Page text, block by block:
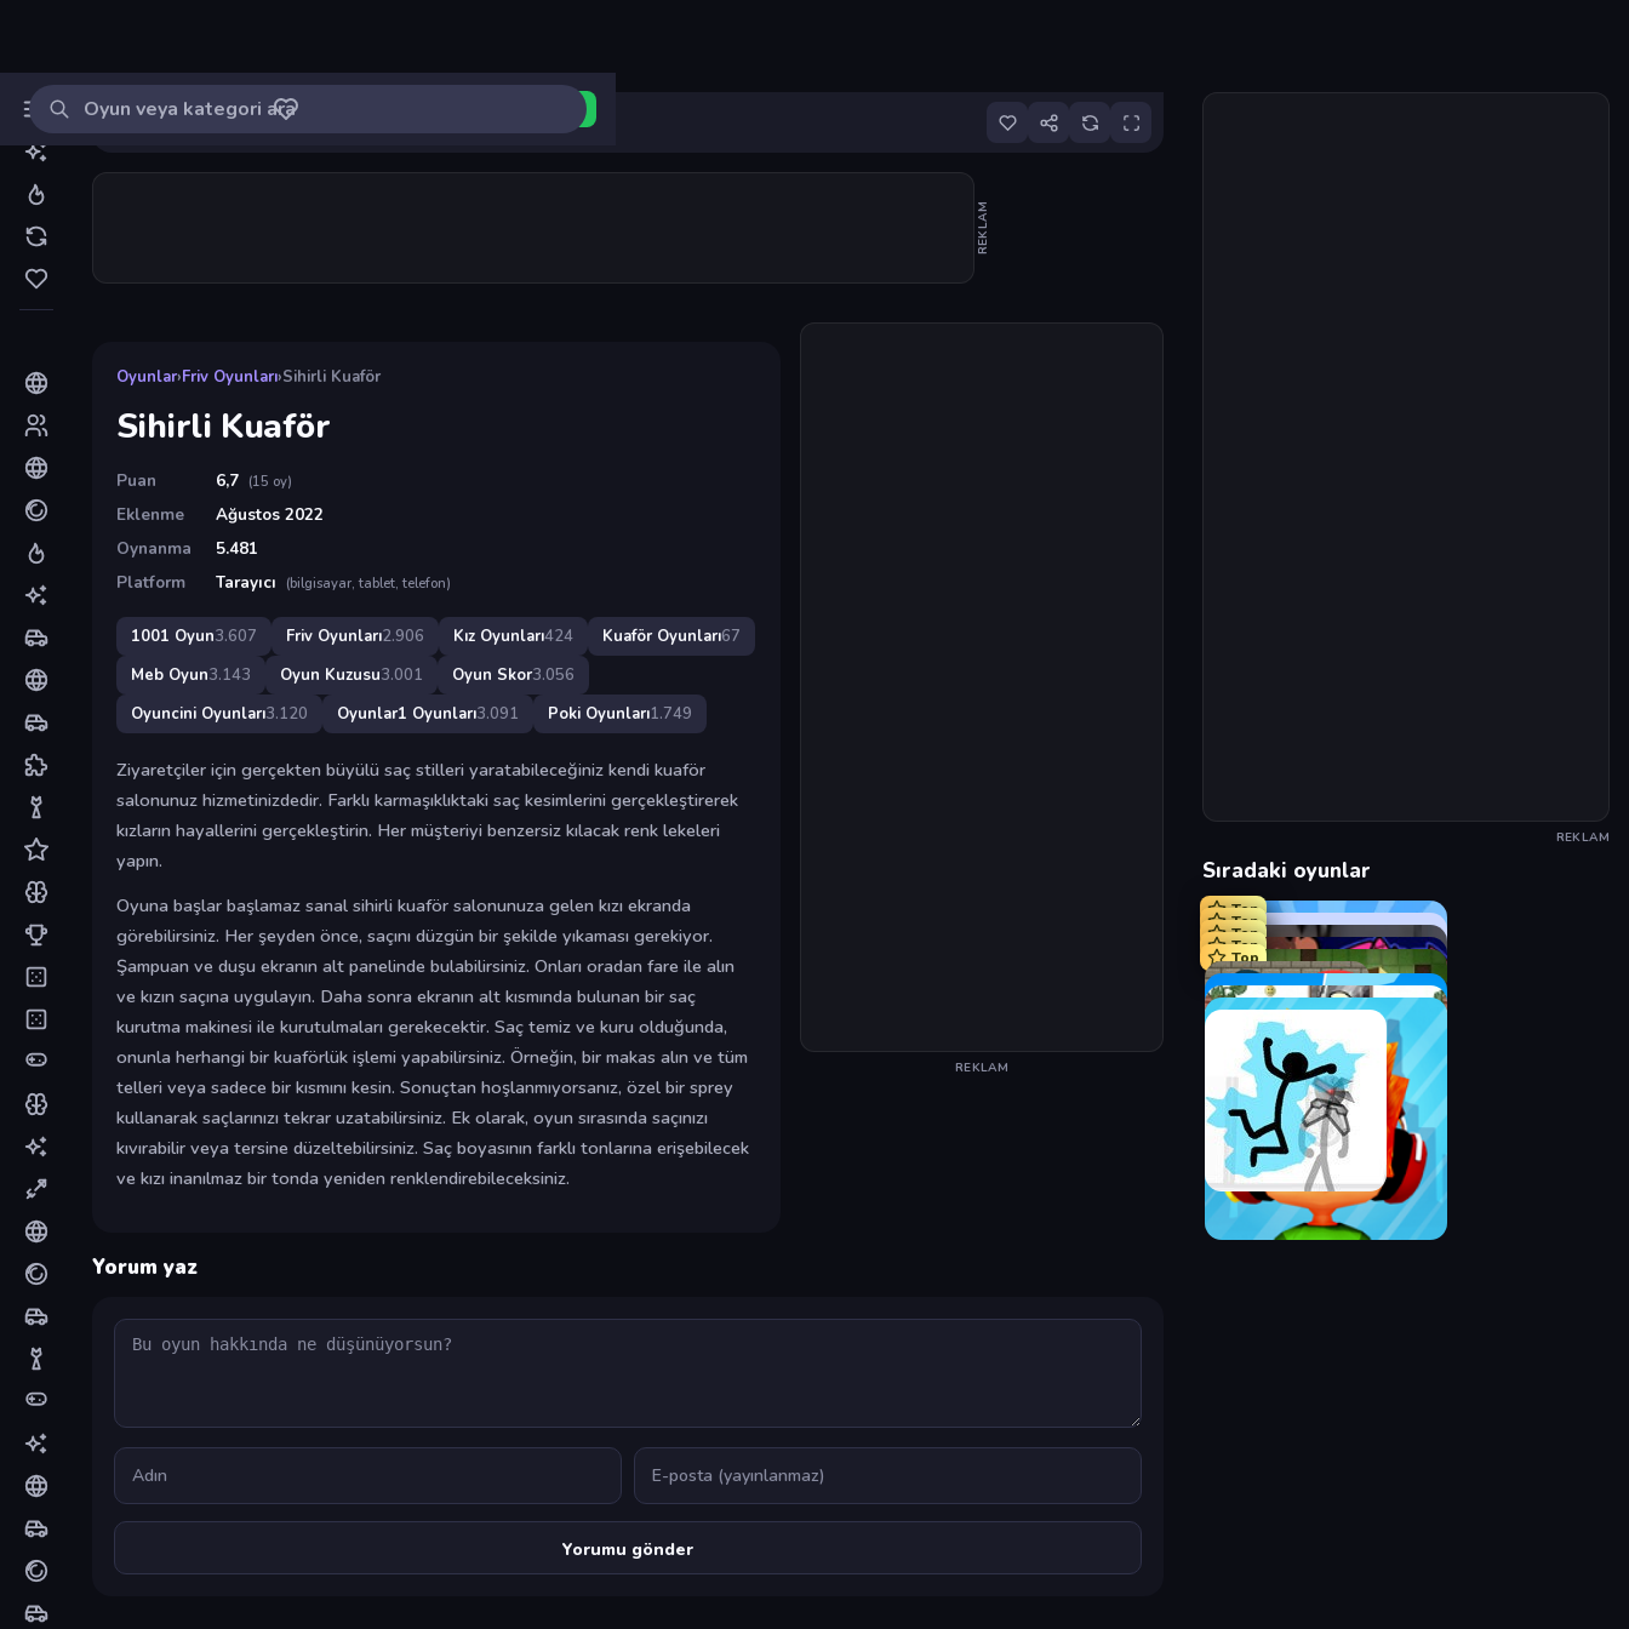
MinikOyuncu
Oyun ara
Oyunu başlat
Sihirli Kuaför
REKLAM
REKLAM
Sıradaki oyunlar
Top
Top
Top
Top
Top
Oyunlar›Friv Oyunları›Sihirli Kuaför
Sihirli Kuaför
Puan 6,7 (15 oy)
Eklenme
Ağustos 2022
Oynanma
5.481
Platform
Tarayıcı (bilgisayar, tablet, telefon)
1001 Oyun3.607 Friv Oyunları2.906 Kız Oyunları424 Kuaför Oyunları67
Meb Oyun3.143 Oyun Kuzusu3.001 Oyun Skor3.056
Oyuncini Oyunları3.120 Oyunlar1 Oyunları3.091 Poki Oyunları1.749
Ziyaretçiler için gerçekten büyülü saç stilleri yaratabileceğiniz kendi kuaför
salonunuz hizmetinizdedir. Farklı karmaşıklıktaki saç kesimlerini gerçekleştirerek
kızların hayallerini gerçekleştirin. Her müşteriyi benzersiz kılacak renk lekeleri
yapın.
Oyuna başlar başlamaz sanal sihirli kuaför salonunuza gelen kızı ekranda
görebilirsiniz. Her şeyden önce, saçını düzgün bir şekilde yıkaması gerekiyor.
Şampuan ve duşu ekranın alt panelinde bulabilirsiniz. Onları oradan fare ile alın
ve kızın saçına uygulayın. Daha sonra ekranın alt kısmında bulunan bir saç
kurutma makinesi ile kurutulmaları gerekecektir. Saç temiz ve kuru olduğunda,
onunla herhangi bir kuaförlük işlemi yapabilirsiniz. Örneğin, bir makas alın ve tüm
telleri veya sadece bir kısmını kesin. Sonuçtan hoşlanmıyorsanız, özel bir sprey
kullanarak saçlarınızı tekrar uzatabilirsiniz. Ek olarak, oyun sırasında saçınızı
kıvırabilir veya tersine düzeltebilirsiniz. Saç boyasının farklı tonlarına erişebilecek
ve kızı inanılmaz bir tonda yeniden renklendirebileceksiniz.
REKLAM
Yorum yaz
Yorum
Ad E-posta